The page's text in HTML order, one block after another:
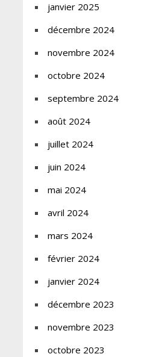
janvier 2025
décembre 2024
novembre 2024
octobre 2024
septembre 2024
août 2024
juillet 2024
juin 2024
mai 2024
avril 2024
mars 2024
février 2024
janvier 2024
décembre 2023
novembre 2023
octobre 2023